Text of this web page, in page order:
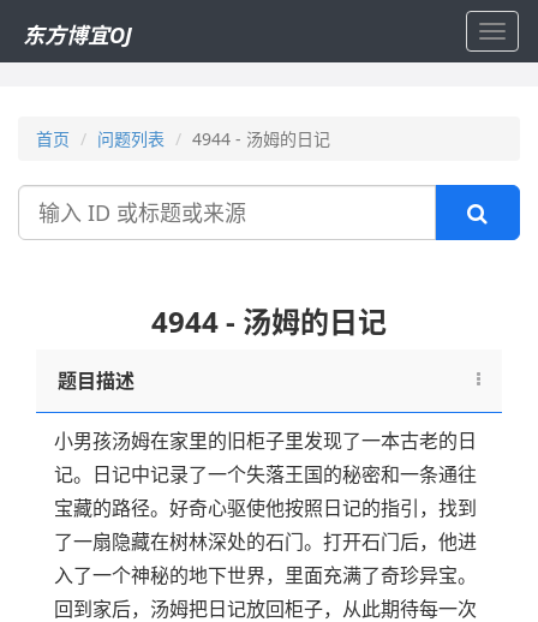
东方博宜OJ
首页 问题列表 4944 - 汤姆的日记
搜
4944 - 汤姆的日记
题目描述
小男孩汤姆在家里的旧柜子里发现了一本古老的日
记。日记中记录了一个失落王国的秘密和一条通往
宝藏的路径。好奇心驱使他按照日记的指引，找到
了一扇隐藏在树林深处的石门。打开石门后，他进
入了一个神秘的地下世界，里面充满了奇珍异宝。
回到家后，汤姆把日记放回柜子，从此期待每一次